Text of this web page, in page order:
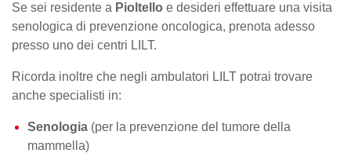
Se sei residente a Pioltello e desideri effettuare una visita
senologica di prevenzione oncologica, prenota adesso
presso uno dei centri LILT.
Ricorda inoltre che negli ambulatori LILT potrai trovare
anche specialisti in:
Senologia (per la prevenzione del tumore della
mammella)